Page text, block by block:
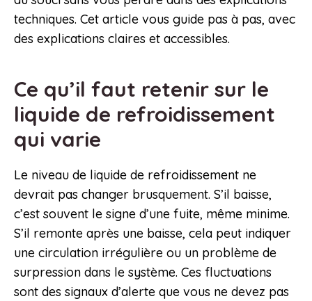
techniques. Cet article vous guide pas à pas, avec
des explications claires et accessibles.
Ce qu’il faut retenir sur le
liquide de refroidissement
qui varie
Le niveau de liquide de refroidissement ne
devrait pas changer brusquement. S’il baisse,
c’est souvent le signe d’une fuite, même minime.
S’il remonte après une baisse, cela peut indiquer
une circulation irrégulière ou un problème de
surpression dans le système. Ces fluctuations
sont des signaux d’alerte que vous ne devez pas